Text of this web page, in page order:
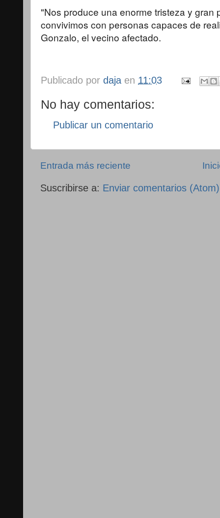
"Nos produce una enorme tristeza y gran
convivimos con personas capaces de
Gonzalo, el vecino afectado.
Publicado por daja en 11:03
No hay comentarios:
Publicar un comentario
Entrada más reciente
Suscribirse a: Enviar comentarios (Atom)